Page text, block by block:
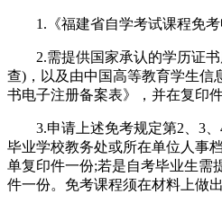
1.《福建省自学考试课程免考
2.需提供国家承认的学历证书
查)，以及由中国高等教育学生信
书电子注册备案表》，并在复印
3.申请上述免考规定第2、3、
毕业学校教务处或所在单位人事
单复印件一份;若是自考毕业生需
件一份。免考课程须在材料上做出